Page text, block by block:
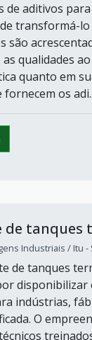
de aditivos
transformá-lo
são
qualidades
quanto em
os
de tanques
Industriais / Itu -
de tanques
disponibilizar
indústrias,
O